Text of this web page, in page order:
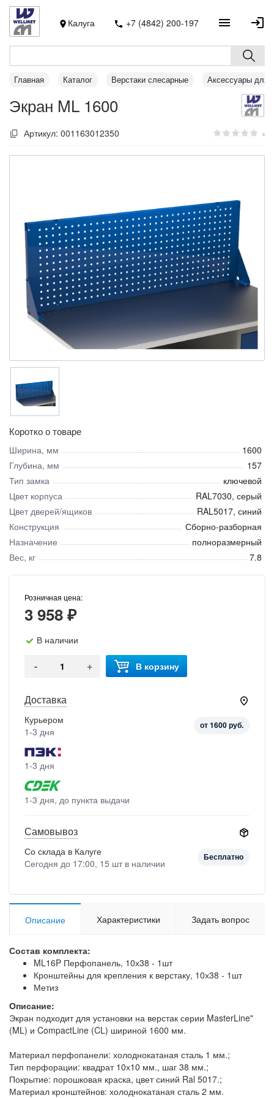
Калуга +7 (4842) 200-197
Главная Каталог Верстаки слесарные Аксессуары для
Экран ML 1600
Артикул: 001163012350 0
Коротко о товаре
Ширина, мм
1600
Глубина, мм
157
Тип замка
ключевой
Цвет корпуса
RAL7030, серый
Цвет дверей/ящиков
RAL5017, синий
Конструкция
Сборно-разборная
Назначение
полноразмерный
Вес, кг
7.8
Розничная цена:
3 958 ₽
В наличии
- + В корзину
Доставка
Курьером
1-3 дня
от 1600 руб.
1-3 дня
1-3 дня, до пункта выдачи
Самовывоз
Со склада в Калуге
Сегодня до 17:00, 15 шт в наличии
Бесплатно
Описание Характеристики Задать вопрос
Состав комплекта:
ML16P Перфопанель, 10х38 - 1шт
Кронштейны для крепления к верстаку, 10х38 - 1шт
Метиз
Описание:
Экран подходит для установки на верстак серии MasterLine"
(ML) и CompactLine (CL) шириной 1600 мм.
Материал перфопанели: холоднокатаная сталь 1 мм.;
Тип перфорации: квадрат 10х10 мм., шаг 38 мм.;
Покрытие: порошковая краска, цвет синий Ral 5017.;
Материал кронштейнов: холоднокатаная сталь 2 мм.